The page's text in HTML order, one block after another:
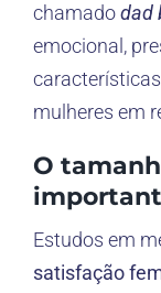
chamadodad
emocional,
mulheres em
O
Estudos em
satisfação